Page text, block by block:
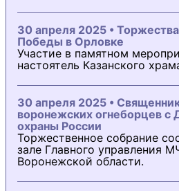
30 апреля 2025 •
Победы в Орловке
Участие в памятном
настоятель Казанского
30 апреля 2025 •
воронежских огнеборцев с
охраны России
Торжественное собрание
зале Главного управления
Воронежской области.